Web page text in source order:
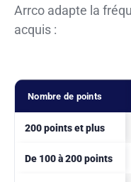
Arrco adapte la
acquis :
Nombre de points
200 points et plus
De 100 à 200 points